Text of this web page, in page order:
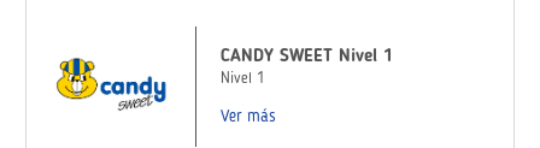
CANDY SWEET Nivel 1
Nivel 1
Ver más